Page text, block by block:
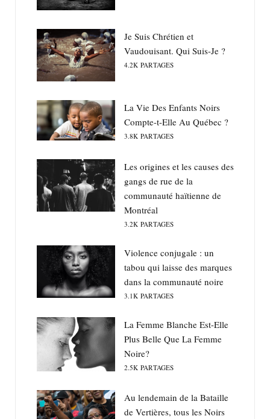
Je Suis Chrétien et
Vaudouisant. Qui Suis-Je ?
4.2K PARTAGES
La Vie Des Enfants Noirs
Compte-t-Elle Au Québec ?
3.8K PARTAGES
Les origines et les causes des
gangs de rue de la
communauté haïtienne de
Montréal
3.2K PARTAGES
Violence conjugale : un
tabou qui laisse des marques
dans la communauté noire
3.1K PARTAGES
La Femme Blanche Est-Elle
Plus Belle Que La Femme
Noire?
2.5K PARTAGES
Au lendemain de la Bataille
de Vertières, tous les Noirs